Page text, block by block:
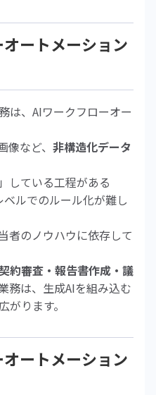
ートメーション
は、AIワークフローオー
など、 非構造化データ
している工程がある
ルでのルール化が難し
者のノウハウに依存して
約審査・報告書作成・議
務は、生成AIを組み込む
がります。
ートメーション